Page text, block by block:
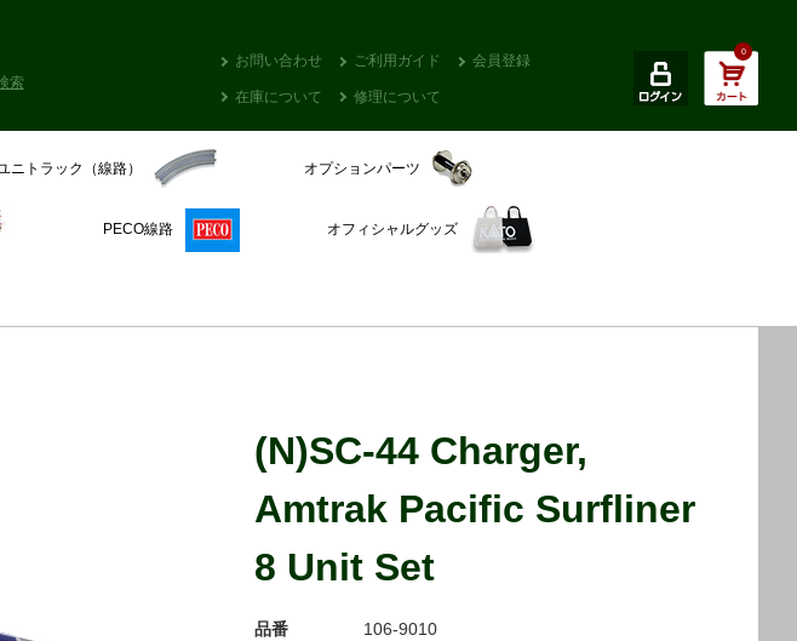
索
お問い合わせ ご利用ガイド 会員登録
在庫について 修理について
0
ユニトラック（線路） オプションパーツ
PECO線路 オフィシャルグッズ
(N)SC-44 Charger,
Amtrak Pacific Surfliner
8 Unit Set
品番 106-9010